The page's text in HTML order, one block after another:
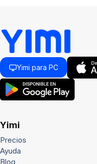
Yimi para PC
Yimi
Precios
Ayuda
Blog